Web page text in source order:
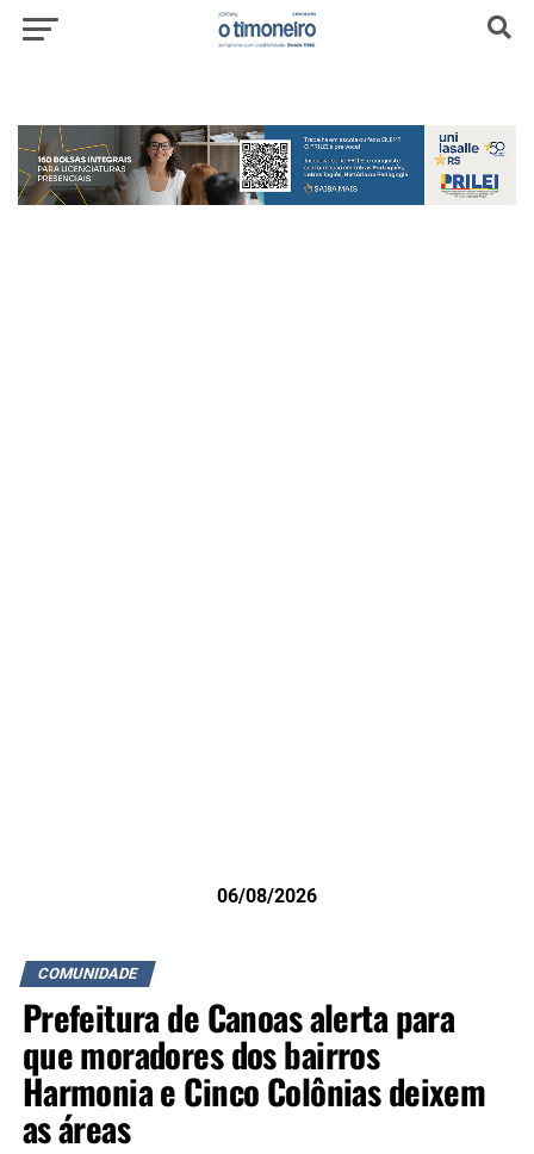
06/08/2026
COMUNIDADE
Prefeitura de Canoas alerta para
que moradores dos bairros
Harmonia e Cinco Colônias deixem
as áreas